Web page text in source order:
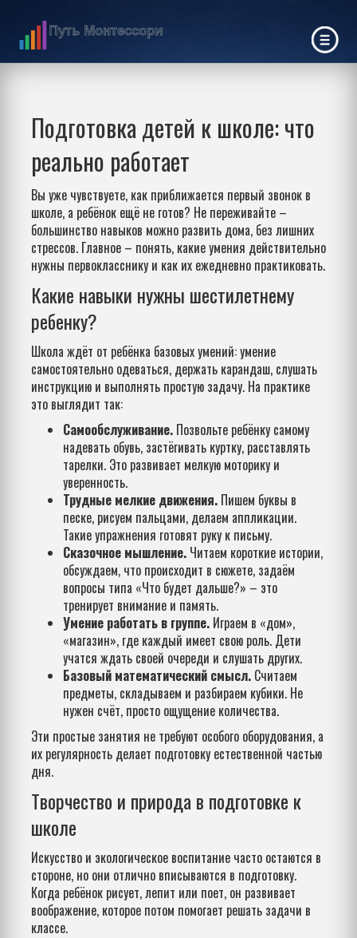
Подготовка детей к школе: что
реально работает
Вы уже чувствуете, как приближается первый звонок в
школе, а ребёнок ещё не готов? Не переживайте –
большинство навыков можно развить дома, без лишних
стрессов. Главное – понять, какие умения действительно
нужны первокласснику и как их ежедневно практиковать.
Какие навыки нужны шестилетнему
ребенку?
Школа ждёт от ребёнка базовых умений: умение
самостоятельно одеваться, держать карандаш, слушать
инструкцию и выполнять простую задачу. На практике
это выглядит так:
Самообслуживание. Позвольте ребёнку самому
надевать обувь, застёгивать куртку, расставлять
тарелки. Это развивает мелкую моторику и
уверенность.
Трудные мелкие движения. Пишем буквы в
песке, рисуем пальцами, делаем аппликации.
Такие упражнения готовят руку к письму.
Сказочное мышление. Читаем короткие истории,
обсуждаем, что происходит в сюжете, задаём
вопросы типа «Что будет дальше?» – это
тренирует внимание и память.
Умение работать в группе. Играем в «дом»,
«магазин», где каждый имеет свою роль. Дети
учатся ждать своей очереди и слушать других.
Базовый математический смысл. Считаем
предметы, складываем и разбираем кубики. Не
нужен счёт, просто ощущение количества.
Эти простые занятия не требуют особого оборудования, а
их регулярность делает подготовку естественной частью
дня.
Творчество и природа в подготовке к
школе
Искусство и экологическое воспитание часто остаются в
стороне, но они отлично вписываются в подготовку.
Когда ребёнок рисует, лепит или поет, он развивает
воображение, которое потом помогает решать задачи в
классе.